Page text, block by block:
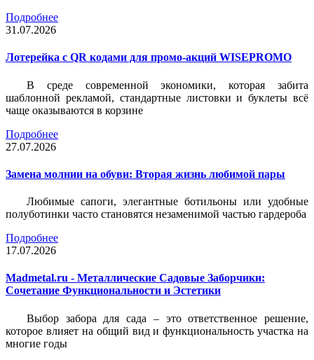
Подробнее
31.07.2026
Лотерейка c QR кодами для промо-акций WISEPROMO
В среде современной экономики, которая забита
шаблонной рекламой, стандартные листовки и буклеты всё
чаще оказываются в корзине
Подробнее
27.07.2026
Замена молнии на обуви: Вторая жизнь любимой пары
Любимые сапоги, элегантные ботильоны или удобные
полуботинки часто становятся незаменимой частью гардероба
Подробнее
17.07.2026
Madmetal.ru - Металлические Садовые Заборчики:
Сочетание Функциональности и Эстетики
Выбор забора для сада – это ответственное решение,
которое влияет на общий вид и функциональность участка на
многие годы